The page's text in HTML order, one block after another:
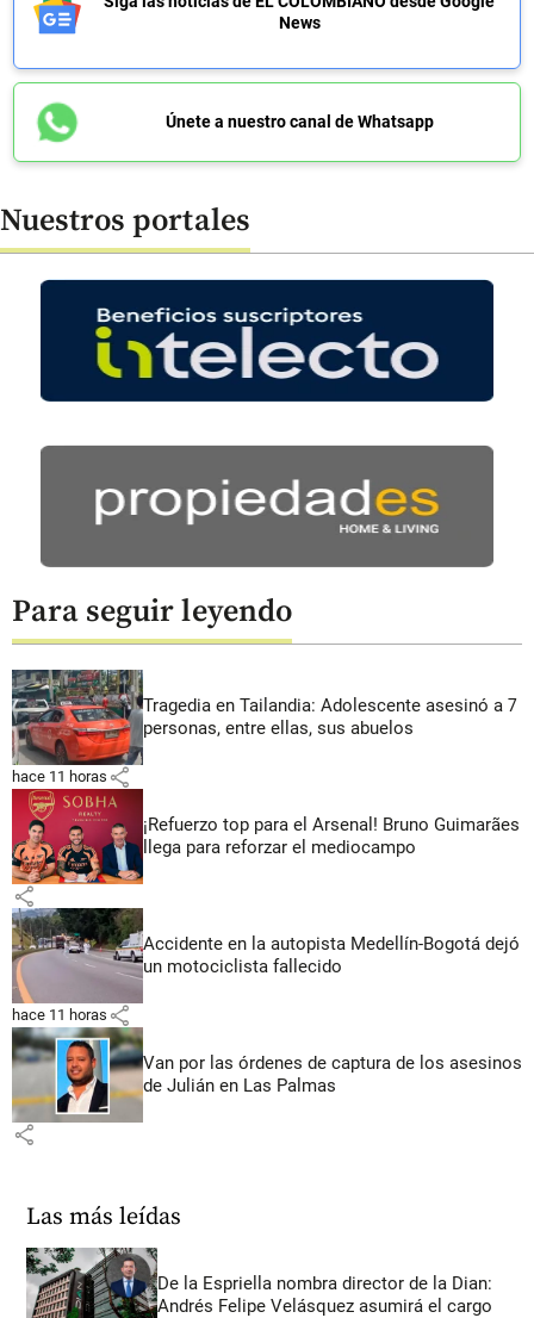
News
Únete a nuestro canal de Whatsapp
Nuestros portales
Para seguir leyendo
Tragedia en Tailandia: Adolescente asesinó a 7
personas, entre ellas, sus abuelos
hace 11 horas share
¡Refuerzo top para el Arsenal! Bruno Guimarães
llega para reforzar el mediocampo
share
Accidente en la autopista Medellín-Bogotá dejó
un motociclista fallecido
hace 11 horas share
Van por las órdenes de captura de los asesinos
de Julián en Las Palmas
share
Las más leídas
De la Espriella nombra director de la Dian:
Andrés Felipe Velásquez asumirá el cargo